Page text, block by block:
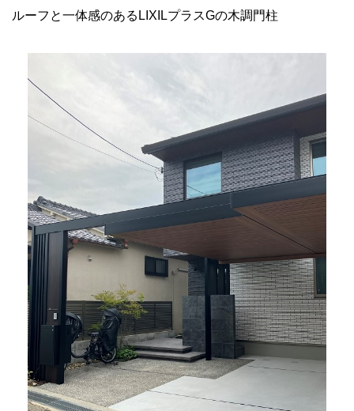
ルーフと一体感のあるLIXILプラスGの木調門柱